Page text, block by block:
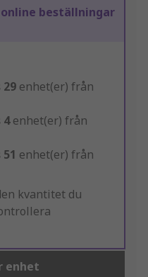
online beställningar
29 enhet(er) från
4enhet(er) från
51 enhet(er) från
kvantitet du
enhet